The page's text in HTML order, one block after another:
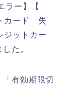
ラー】【
カード 失
ジットカー
た。
有効期限切